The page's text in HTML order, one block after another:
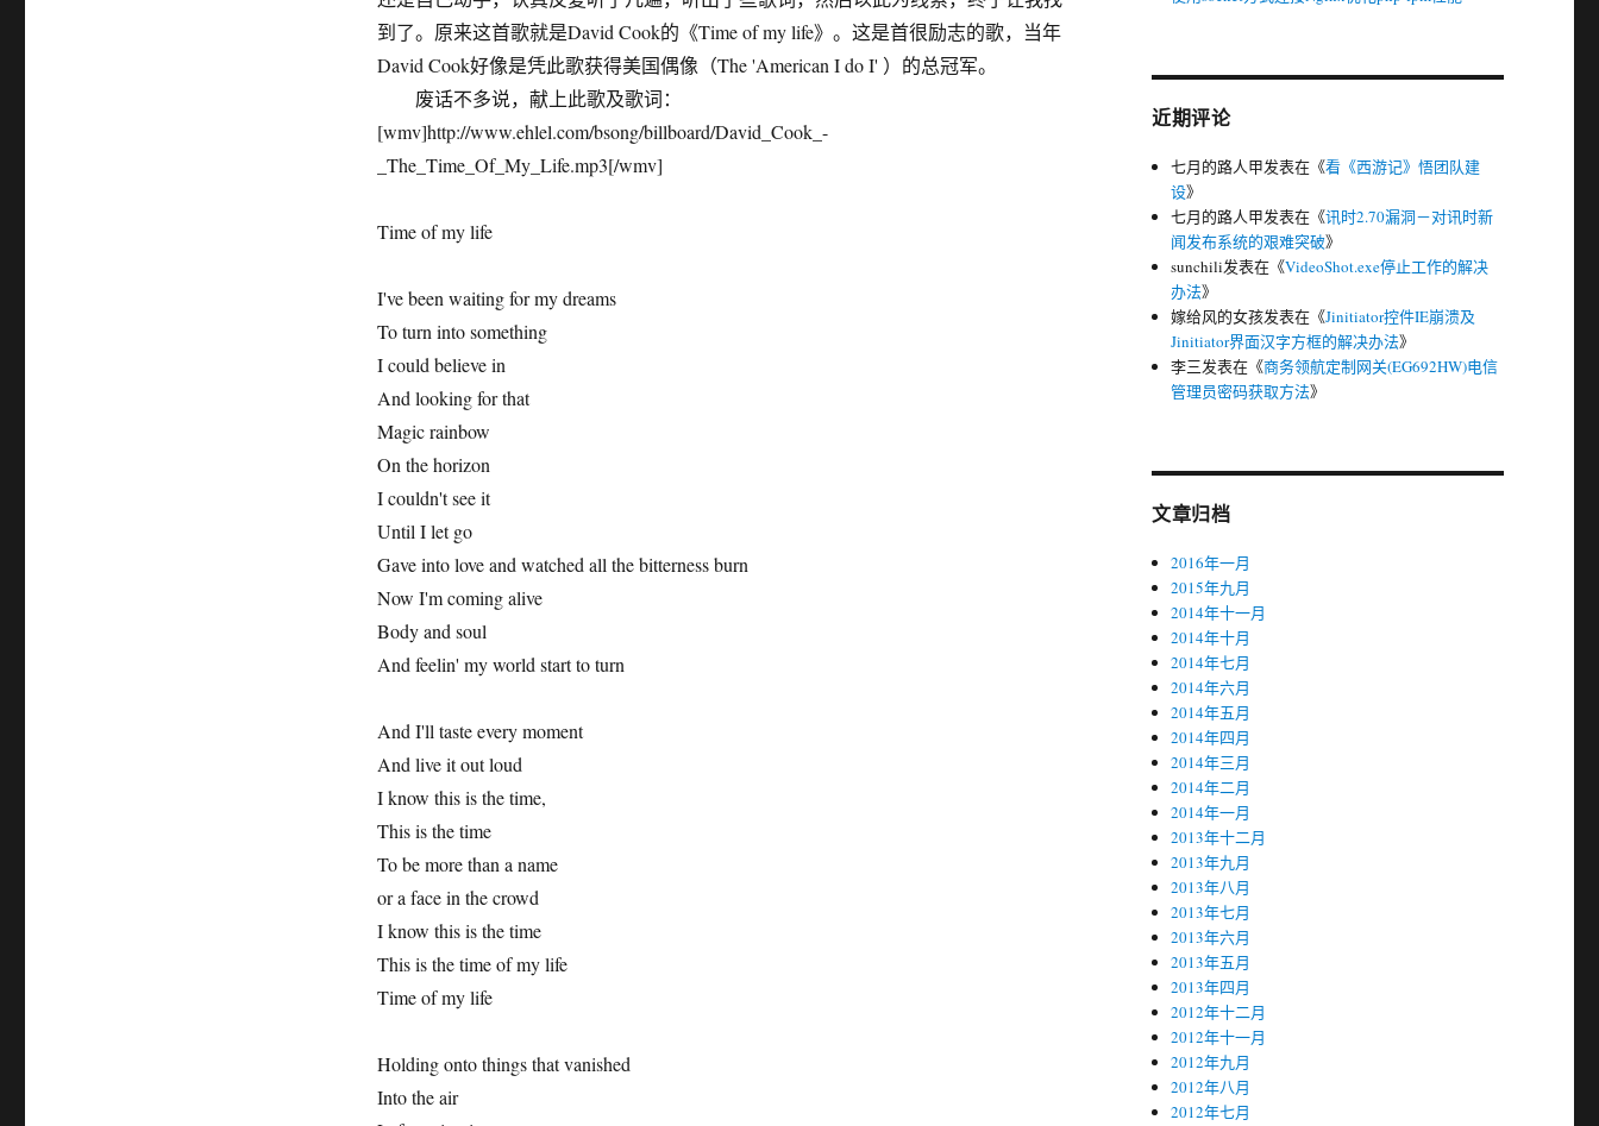
到了。原来这首歌就是David Cook的《Time of my life》。这是首很励志的歌，当年
David Cook好像是凭此歌获得美国偶像（The 'American I do I' ）的总冠军。
废话不多说，献上此歌及歌词：
[wmv]http://www.ehlel.com/bsong/billboard/David_Cook_-
_The_Time_Of_My_Life.mp3[/wmv]
Time of my life
I've been waiting for my dreams
To turn into something
I could believe in
And looking for that
Magic rainbow
On the horizon
I couldn't see it
Until I let go
Gave into love and watched all the bitterness burn
Now I'm coming alive
Body and soul
And feelin' my world start to turn
And I'll taste every moment
And live it out loud
I know this is the time,
This is the time
To be more than a name
or a face in the crowd
I know this is the time
This is the time of my life
Time of my life
Holding onto things that vanished
Into the air
近期评论
七月的路人甲发表在《看《西游记》悟团队建
设》
七月的路人甲发表在《讯时2.70漏洞－对讯时新
闻发布系统的艰难突破》
sunchili发表在《VideoShot.exe停止工作的解决
办法》
嫁给风的女孩发表在《Jinitiator控件IE崩溃及
Jinitiator界面汉字方框的解决办法》
李三发表在《商务领航定制网关(EG692HW)电信
管理员密码获取方法》
文章归档
2016年一月
2015年九月
2014年十一月
2014年十月
2014年七月
2014年六月
2014年五月
2014年四月
2014年三月
2014年二月
2014年一月
2013年十二月
2013年九月
2013年八月
2013年七月
2013年六月
2013年五月
2013年四月
2012年十二月
2012年十一月
2012年九月
2012年八月
2012年七月